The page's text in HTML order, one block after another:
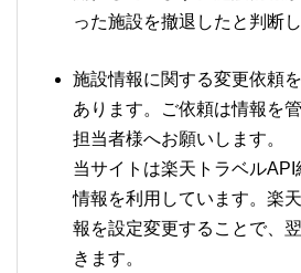
った施設を撤退したと判断し
施設情報に関する変更依頼
あります。ご依頼は情報を
担当者様へお願いします。
当サイトは楽天トラベルAPI
情報を利用しています。楽
報を設定変更することで、
きます。